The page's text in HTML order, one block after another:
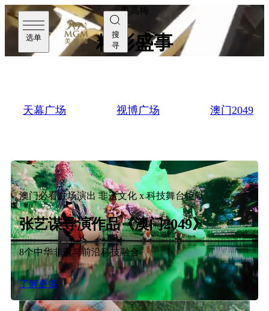
选单
搜
寻
美高梅
精彩盛事
天幕广场 视博广场 澳门2049
澳门必看驻场演出 非遗文化 x 科技舞台钜献
张艺谋导演作品《澳门2049》
8个中华非遗与前沿科技融合
了解更多